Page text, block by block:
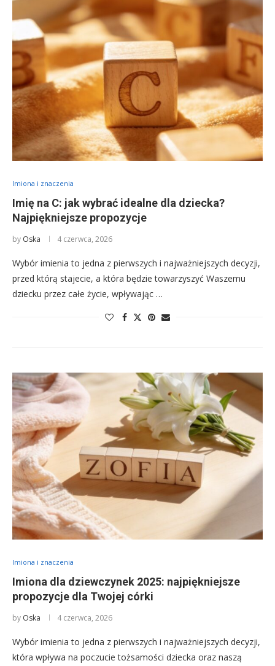
Imiona i znaczenia
Imię na C: jak wybrać idealne dla dziecka?
Najpiękniejsze propozycje
by Oska 4 czerwca, 2026
Wybór imienia to jedna z pierwszych i najważniejszych decyzji,
przed którą stajecie, a która będzie towarzyszyć Waszemu
dziecku przez całe życie, wpływając …
Imiona i znaczenia
Imiona dla dziewczynek 2025: najpiękniejsze
propozycje dla Twojej córki
by Oska 4 czerwca, 2026
Wybór imienia to jedna z pierwszych i najważniejszych decyzji,
która wpływa na poczucie tożsamości dziecka oraz naszą